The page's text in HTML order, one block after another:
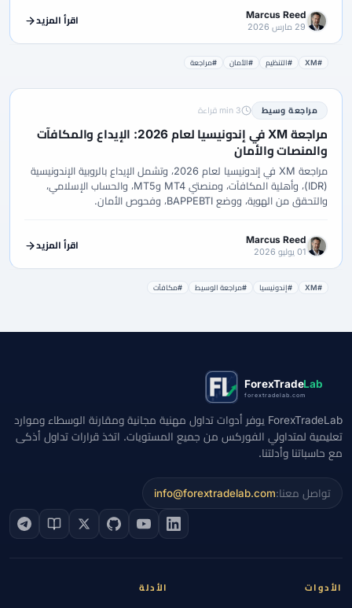
Marcus Reed
29 مارس 2026
اقرأ المزيد
#XM #التنظيم #الأمان #مراجعة
مراجعة وسيط 3 min قراءة
مراجعة XM في إندونيسيا لعام 2026: الإيداع والمكافآت
والمنصات والأمان
مراجعة XM في إندونيسيا لعام 2026، وتشمل الإيداع بالروبية الإندونيسية
(IDR)، وأهلية المكافآت، ومنصتي MT4 وMT5، والحساب الإسلامي،
والتحقق من الهوية، ووضع BAPPEBTI، وفحوص الأمان.
Marcus Reed
01 يوليو 2026
اقرأ المزيد
#XM #إندونيسيا #مراجعة الوسيط #مكافآت
ForexTradeLab
forextradelab.com
ForexTradeLab يوفر أدوات تداول مهنية مجانية ومقارنة الوسطاء وموارد
تعليمية لمتداولي الفوركس من جميع المستويات. اتخذ قرارات تداول أذكى
مع حاسباتنا وأدلتنا.
تواصل معنا:info@forextradelab.com
الأدوات الأدلة